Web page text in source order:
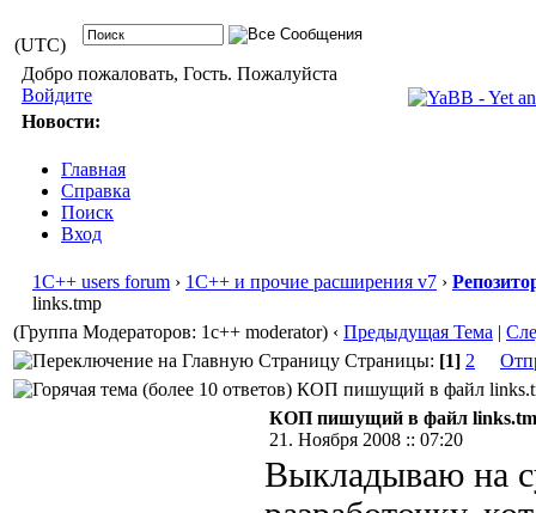
(UTC)
Добро пожаловать, Гость. Пожалуйста
Войдите
Новости:
Главная
Справка
Поиск
Вход
1С++ users forum › 1С++ и прочие расширения v7 ›
links.tmp
(Группа Модераторов: 1c++ moderator) ‹ Предыдущая Тема |
Страницы: [1] 2
КОП пишущий в файл
КОП пишущий в файл
21. Ноября 2008 :: 07:20
Выкладываю на